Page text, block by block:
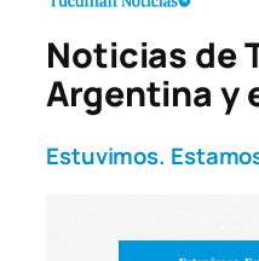
Noticias de
Argentina y
Estuvimos.